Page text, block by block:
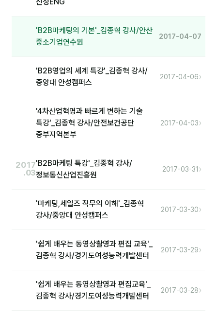
1:1 문의
공지사항
'B2B마케팅의 기본'_김종혁 강사/안산
중소기업연수원
2017-04-07
'B2B영업의 세계 특강'_김종혁 강사/
중앙대 안성캠퍼스
2017-04-06›
'4차산업혁명과 빠르게 변하는 기술
특강'_김종혁 강사/안전보건공단
중부지역본부
2017-04-03›
2017
.03
'B2B마케팅 특강'_김종혁 강사/
정보통신산업진흥원
2017-03-31 ›
'마케팅,세일즈 직무의 이해'_김종혁
강사/중앙대 안성캠퍼스
2017-03-30›
'쉽게 배우는 동영상촬영과 편집 교육'_
김종혁 강사/경기도여성능력개발센터
2017-03-29›
'쉽게 배우는 동영상촬영과 편집교육'_
김종혁 강사/경기도여성능력개발센터
2017-03-28›